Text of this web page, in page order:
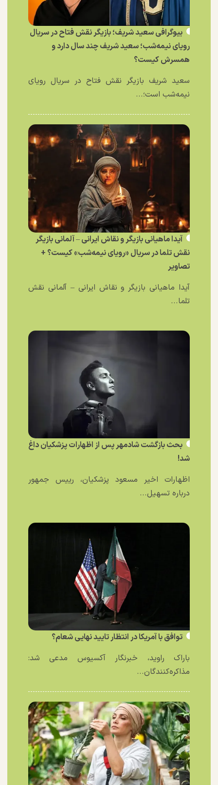
بیوگرافی سعید شریف؛ بازیگر نقش فتاح در سریال
رویای نیمه‌شب؛ سعید شریف چند سال دارد و
همسرش کیست؟
سعید شریف بازیگر نقش فتاح در سریال رویای
نیمه‌شب است؛...
آیدا ماهیانی بازیگر و نقاش ایرانی – آلمانی بازیگر
نقش تلما در سریال «رویای نیمه‌شب» کیست؟ +
تصاویر
آیدا ماهیانی بازیگر و نقاش ایرانی – آلمانی نقش
تلما...
بحث بازگشت شادمهر پس از اظهارات پزشکیان داغ
شد!
اظهارات اخیر مسعود پزشکیان، رییس جمهور
درباره تسهیل...
توافق با آمریکا در انتظار تایید نهایی شعام؟
باراک راوید، خبرنگار آکسیوس مدعی شد:
مذاکره‌کنندگان...